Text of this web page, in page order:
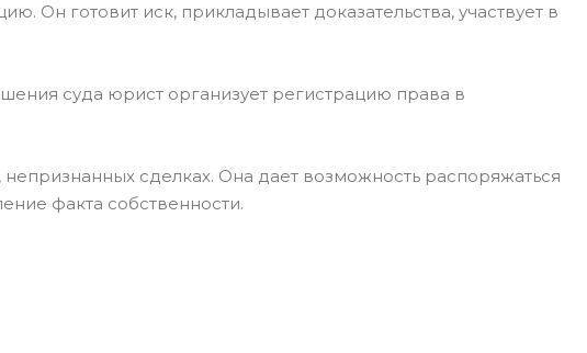
Он готовит иск, прикладывает доказательства, участвует в
суда юрист организует регистрацию права в
сделках. Она дает возможность распоряжаться
факта собственности.